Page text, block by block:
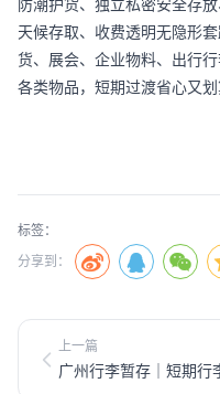
天候存取、收费透明无隐形
货、展会、企业物料、出行
各类物品，短期过渡省心又划
标签：
分享到：
上一篇
广州行李暂存｜短期行